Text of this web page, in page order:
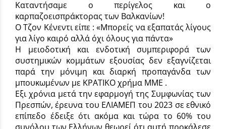
Καταντήσαμε ο περίγελος και ο
καρπαζοεισπράκτορας των Βαλκανίων!
Ο Τζον Κένεντι είπε : «Μπορείς να εξαπατάς λίγους
για λίγο καιρό αλλά όχι όλους για πάντα»
Η μειοδοτική και ενδοτική συμπεριφορά των
συστημικών κομμάτων εξουσίας δεν εξαγνίζεται
παρά την μόνιμη και διαρκή προπαγάνδα των
μπουκωμένων με ΚΡΑΤΙΚΟ χρήμα ΜΜΕ .
Εξι χρόνια μετά την εφαρμογή της Συμφωνίας των
Πρεσπών, έρευνα του ΕΛΙΑΜΕΠ του 2023 σε εθνικό
επίπεδο έδειξε ότι ακόμα και τώρα το 60% του